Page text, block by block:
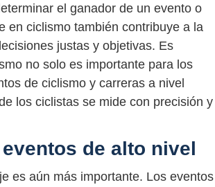
el ganador de un evento o
en ciclismo también contribuye a la
justas y objetivas. Es
no solo es importante para los
de ciclismo y carreras a nivel
los ciclistas se mide con precisión y
de alto nivel
es aún más importante. Los eventos